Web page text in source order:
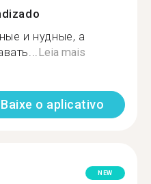
и нудные, а
Leia mais
Baixe o aplicativo
NEW